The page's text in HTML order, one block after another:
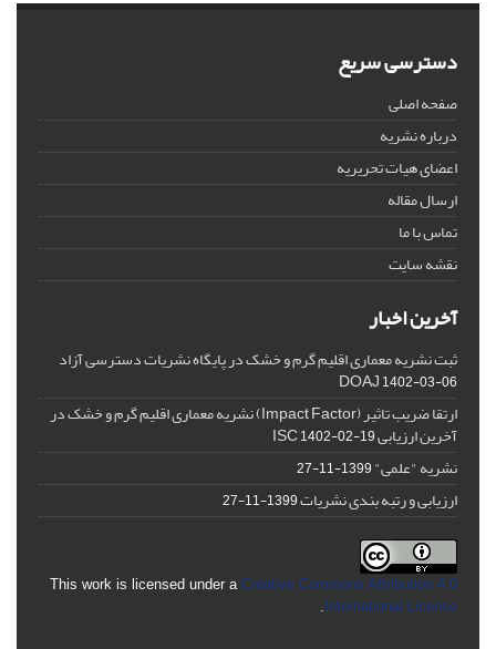
دسترسی سریع
صفحه اصلی
درباره نشریه
اعضای هیات تحریریه
ارسال مقاله
تماس با ما
نقشه سایت
آخرین اخبار
ثبت نشریه معماری اقلیم گرم و خشک در پایگاه نشریات دسترسی آزاد
DOAJ1402-03-06
ارتقا ضریب تاثیر (Impact Factor) نشریه معماری اقلیم گرم و خشک در
آخرین ارزیابی ISC1402-02-19
نشریه "علمی"1399-11-27
ارزیابی و رتبه بندی نشریات1399-11-27
This work is licensed under a Creative Commons Attribution 4.0
International License
.